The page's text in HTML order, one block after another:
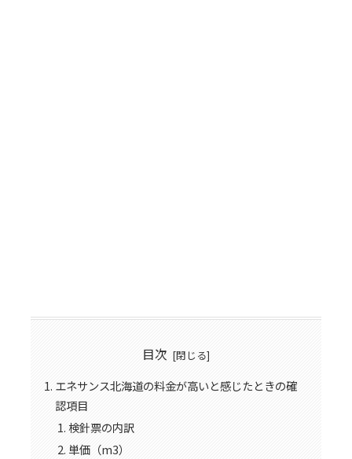
目次
エネサンス北海道の料金が高いと感じたときの確
認項目
検針票の内訳
単価（m3）